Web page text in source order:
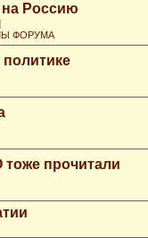
Россию
ФОРУМА
прочитали